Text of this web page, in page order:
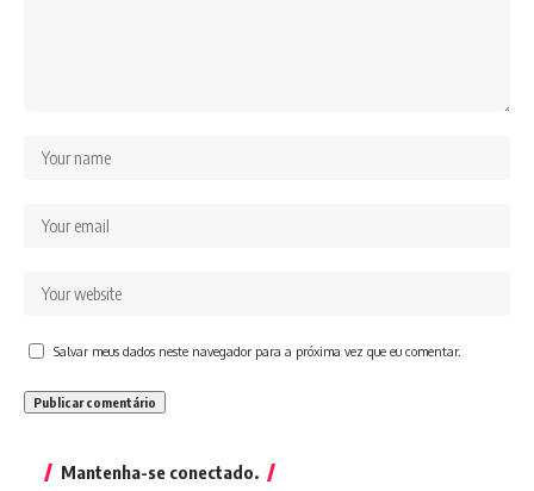
Salvar meus dados neste navegador para a próxima vez que eu comentar.
Mantenha-se conectado.